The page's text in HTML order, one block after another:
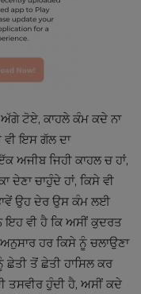
ਅੱਗੇ ਟੋਏ, ਕਾਹਲੇ ਕੰਮ ਕਦੇ ਨਾ
ਵੀ ਇਸ ਗੱਲ ਦਾ
ਅਜੀਬ ਜਿਹੀ ਕਾਹਲ ਚ ਹਾਂ,
ਦੇਣਾ ਚਾਹੁੰਦੇ ਹਾਂ, ਕਿਸੇ ਵੀ
ਉਹਦੇਰਉਸ ਕੰਮ ਲਈ
ਇਹ ਵੀ ਹੈ ਕਿ ਅਸੀਂ ਕੁਦਰਤ
ਅਨੁਸਾਰ ਹਰ ਕਿਸੇ ਨੂੰ ਚਲਾਉਣਾ
ਛੇਤੀ ਤੋਂ ਛੇਤੀ ਹਾਸਿਲ ਕਰ
ਤਸਵੀਰ ਹੁੰਦੀ ਹੈ, ਅਸੀਂ ਕਦੇ